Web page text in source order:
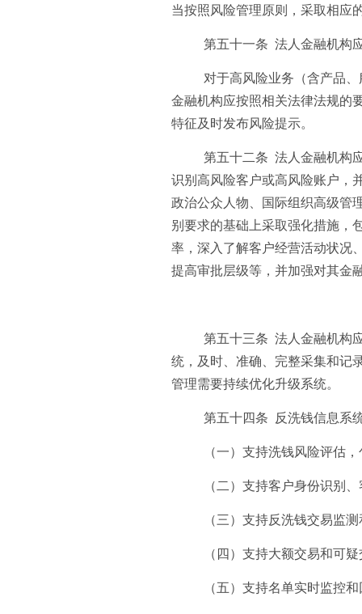
当按照风险管理原则，采取相应
第五十一条 法人金融机构
对于高风险业务（含产品
金融机构应按照相关法律法规的
特征及时发布风险提示。
第五十二条 法人金融机构
识别高风险客户或高风险账户，
政治公众人物、国际组织高级管
别要求的基础上采取强化措施，
率，深入了解客户经营活动状况
提高审批层级等，并加强对其金
第五十三条 法人金融机构
统，及时、准确、完整采集和记
管理需要持续优化升级系统。
第五十四条 反洗钱信息系
（一）支持洗钱风险评估
（二）支持客户身份识别
（三）支持反洗钱交易监
（四）支持大额交易和可
（五）支持名单实时监控